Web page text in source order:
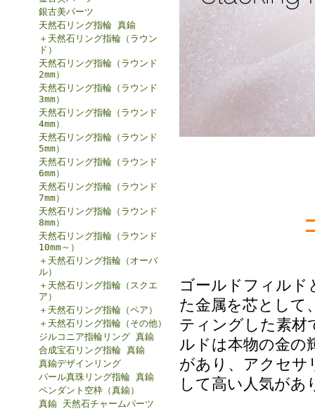
銀古美パーツ
天然石リング指輪 真鍮
＋天然石リング指輪（ラウン
ド）
天然石リング指輪（ラウンド
2mm）
天然石リング指輪（ラウンド
3mm）
天然石リング指輪（ラウンド
4mm）
天然石リング指輪（ラウンド
5mm）
天然石リング指輪（ラウンド
6mm）
天然石リング指輪（ラウンド
7mm）
天然石リング指輪（ラウンド
8mm）
天然石リング指輪（ラウンド
10mm～）
＋天然石リング指輪（オーバ
ル）
＋天然石リング指輪（スクエ
ア）
＋天然石リング指輪（ペア）
＋天然石リング指輪（その他）
ジルコニア指輪リング 真鍮
合成宝石リング指輪 真鍮
真鍮デザインリング
パール真珠リング指輪 真鍮
ペンダント空枠（真鍮）
真鍮 天然石チャームパーツ
ゴールドフィル
た金属を芯として
ティングした素
ルドは本物の金の
があり、アクセサ
して高い人気があ